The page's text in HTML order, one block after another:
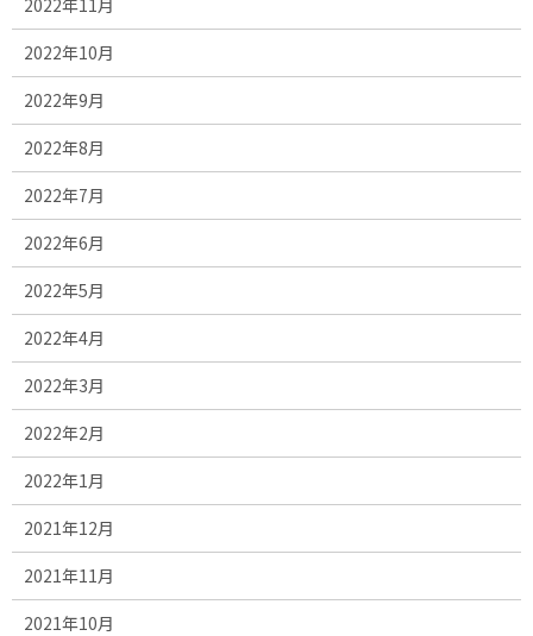
2022年10月
2022年9月
2022年8月
2022年7月
2022年6月
2022年5月
2022年4月
2022年3月
2022年2月
2022年1月
2021年12月
2021年11月
2021年10月